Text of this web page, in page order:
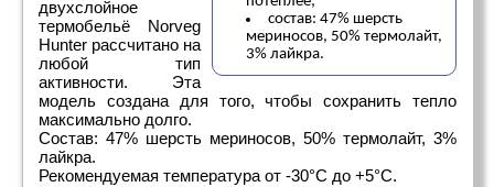
состав: 47% шерсть
мериносов, 50% термолайт,
3% лайкра.
двухслойное
термобельё Norveg
Hunter рассчитано на
любой тип
активности. Эта
модель создана для того, чтобы сохранить тепло
максимально долго.
Состав: 47% шерсть мериносов, 50% термолайт, 3%
лайкра.
Рекомендуемая температура от -30°С до +5°С.